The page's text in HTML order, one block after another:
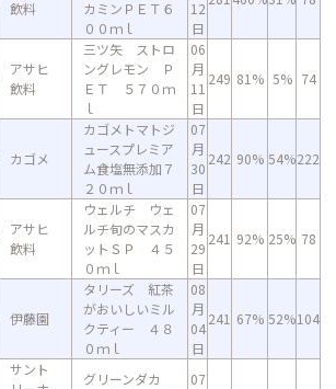
飲料
カミンＰＥＴ６
００ｍｌ
12
日
アサヒ
飲料
三ツ矢 ストロ
ングレモン Ｐ
ＥＴ ５７０ｍ
ｌ
06
月
11
日
249 81% 5% 74
カゴメ
カゴメトマトジ
ュースプレミア
ム食塩無添加７
２０ｍｌ
07
月
30
日
242 90% 54%222
アサヒ
飲料
ウェルチ ウェ
ルチ旬のマスカ
ットＳＰ ４５
０ｍｌ
07
月
29
日
241 92% 25% 78
伊藤園
タリーズ 紅茶
がおいしいミル
クティー ４８
０ｍｌ
08
月
04
日
241 67% 52%104
サント
グリーンダカ
07